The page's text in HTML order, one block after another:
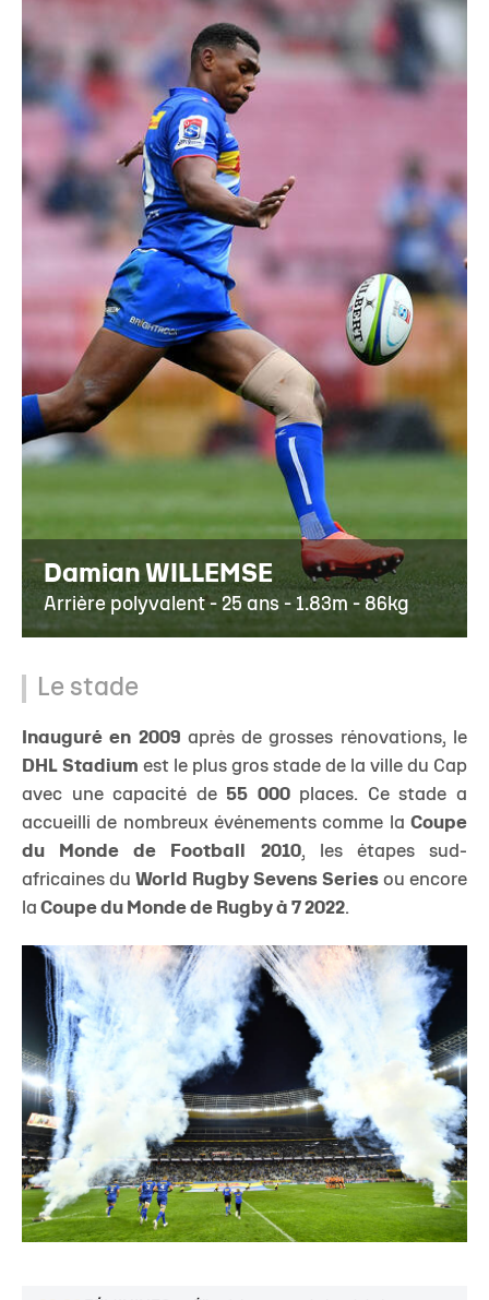
Damian WILLEMSE
Arrière polyvalent - 25 ans - 1.83m - 86kg
Le stade
Inauguré en 2009 après de grosses rénovations, le
DHL Stadium est le plus gros stade de la ville du Cap
avec une capacité de 55 000places. Ce stade a
accueilli de nombreux événements comme la Coupe
du Monde de Football 2010, les étapes sud-
africaines du World Rugby Sevens Series ou encore
la Coupe du Monde de Rugby à 7 2022.